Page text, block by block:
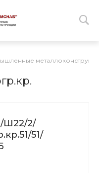
Ш22/2/
51/